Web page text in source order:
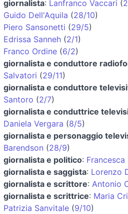
giornalista: Lanfranco Vaccari (
Guido Dell'Aquila (28/10)
Piero Sansonetti (29/5)
Edrissa Sanneh (2/1)
Franco Ordine (6/2)
giornalista e conduttore
Salvatori (29/11)
giornalista e conduttore
Santoro (2/7)
giornalista e conduttrice
Daniela Vergara (8/5)
giornalista e personaggio
Barendson (28/9)
giornalista e politico:
giornalista e saggista: Lorenzo
giornalista e scrittore: Antonio
giornalista e scrittrice: Maria
Patrizia Sanvitale (9/10)